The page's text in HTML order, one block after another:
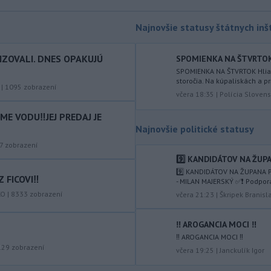
národných parkov. Zároveň posudzuje
ôsmu žiadosť o platbu z plánu
Počas minulotýždňového
prekročenia hranice desaťtisícov
nelegálnych migrantov z Maroka do
tamojší starosta Juan Jesús Vivas v
Meteorológovia zo
hydrometeorologického ústavu
nový absolútny rekord teploty
vzduchu. V Dolných Plachtinciach v
okrese Veľký Krtíš dosiahla teplota
DNES OPAKUJÚ
| 1095 zobrazení
VODU‼️JEJ PREDAJ JE
zobrazení
FICOVI‼️
| 8333 zobrazení
zobrazení
Najnovšie statusy štátnych
SPOMIENKA NA
SPOMIENKA NA ŠTVRTOK
storočia. Na kúpaliskách a
včera 18:35 | Polícia
Najnovšie politické statusy
9️⃣ KANDIDÁTOV NA
9️⃣ KANDIDÁTOV NA ŽUPANA
- MILAN MAJERSKÝ ✅️❗️
včera 21:23 | Škripek
‼️ AROGANCIA MOCI ‼️
‼️ AROGANCIA MOCI ‼️
včera 19:25 | Janckulík Igor